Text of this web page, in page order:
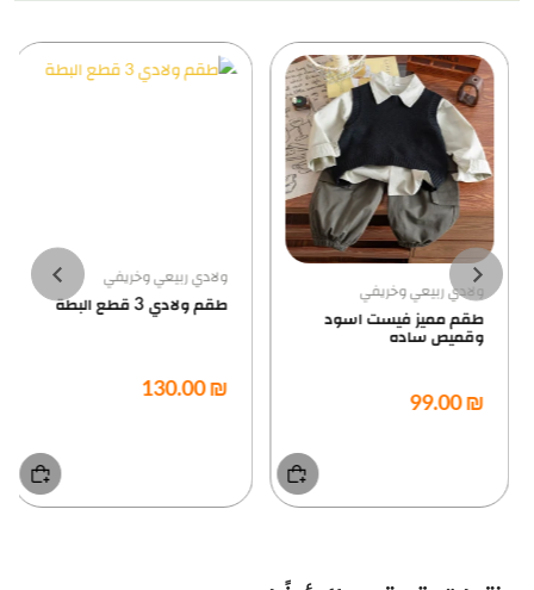
ولادي ربيعي وخريفي
طقم مميز فيست اسود
وقميص ساده
₪ 99.00
ولادي ربيعي وخريفي
طقم ولادي 3 قطع البطة
₪ 130.00